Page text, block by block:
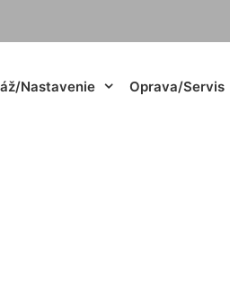
Nastavenie Oprava/Servis